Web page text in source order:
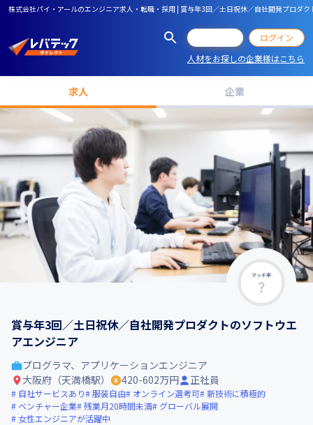
株式会社パイ・アールのエンジニア求人・転職・採用 | 賞与年3回／土日祝休／自社開発プロダ
ログイン
人材をお探しの企業様はこちら
求人 企業
マッチ率
賞与年3回／土日祝休／自社開発プロダクトのソフトウエ
アエンジニア
プログラマ、アプリケーションエンジニア
大阪府（天満橋駅）
420-602万円 正社員
自社サービスあり 服装自由 オンライン選考可 新技術に積極的
ベンチャー企業 残業月20時間未満
グローバル展開
女性エンジニアが活躍中